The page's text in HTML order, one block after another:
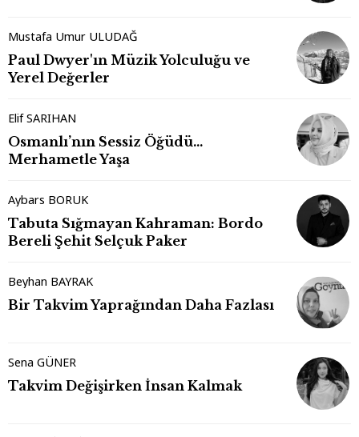
Mustafa Umur ULUDAĞ
Paul Dwyer'ın Müzik Yolculuğu ve
Yerel Değerler
Elif SARIHAN
Osmanlı’nın Sessiz Öğüdü…
Merhametle Yaşa
Aybars BORUK
Tabuta Sığmayan Kahraman: Bordo
Bereli Şehit Selçuk Paker
Beyhan BAYRAK
Bir Takvim Yaprağından Daha Fazlası
Sena GÜNER
Takvim Değişirken İnsan Kalmak